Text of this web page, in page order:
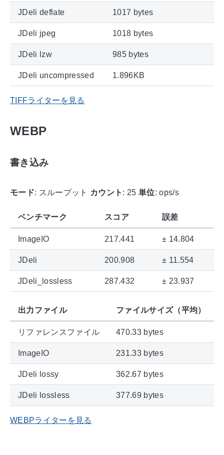
JDeli deflate 1017 bytes
JDeli jpeg 1018 bytes
JDeli lzw 985 bytes
JDeli uncompressed 1.896KB
TIFFライターを見る
WEBP
書き込み
モード: スループット カウント : 25 単位: ops/s
ベンチマーク スコア 誤差
ImageIO 217.441 ± 14.804
JDeli 200.908 ± 11.554
JDeli_lossless 287.432 ± 23.937
出力ファイル ファイルサイズ（平均）
リファレンスファイル 470.33 bytes
ImageIO 231.33 bytes
JDeli lossy 362.67 bytes
JDeli lossless 377.69 bytes
WEBPライターを見る